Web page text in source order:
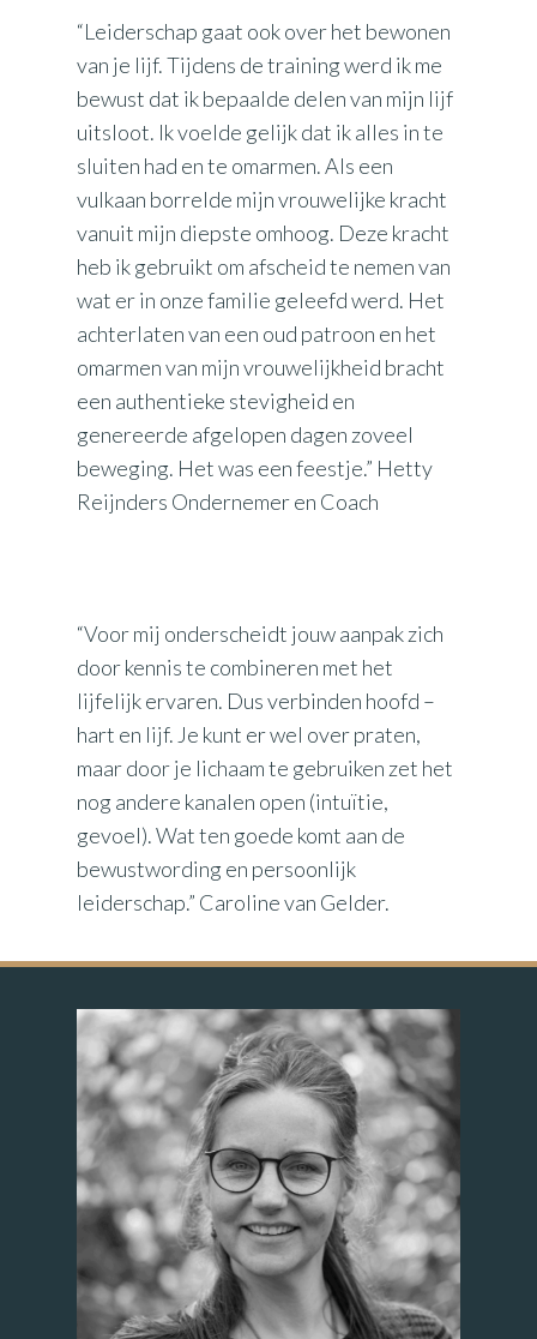
“Leiderschap gaat ook over het bewonen
van je lijf. Tijdens de training werd ik me
bewust dat ik bepaalde delen van mijn lijf
uitsloot. Ik voelde gelijk dat ik alles in te
sluiten had en te omarmen. Als een
vulkaan borrelde mijn vrouwelijke kracht
vanuit mijn diepste omhoog. Deze kracht
heb ik gebruikt om afscheid te nemen van
wat er in onze familie geleefd werd. Het
achterlaten van een oud patroon en het
omarmen van mijn vrouwelijkheid bracht
een authentieke stevigheid en
genereerde afgelopen dagen zoveel
beweging. Het was een feestje.” Hetty
Reijnders Ondernemer en Coach
“Voor mij onderscheidt jouw aanpak zich
door kennis te combineren met het
lijfelijk ervaren. Dus verbinden hoofd –
hart en lijf. Je kunt er wel over praten,
maar door je lichaam te gebruiken zet het
nog andere kanalen open (intuïtie,
gevoel). Wat ten goede komt aan de
bewustwording en persoonlijk
leiderschap.” Caroline van Gelder.